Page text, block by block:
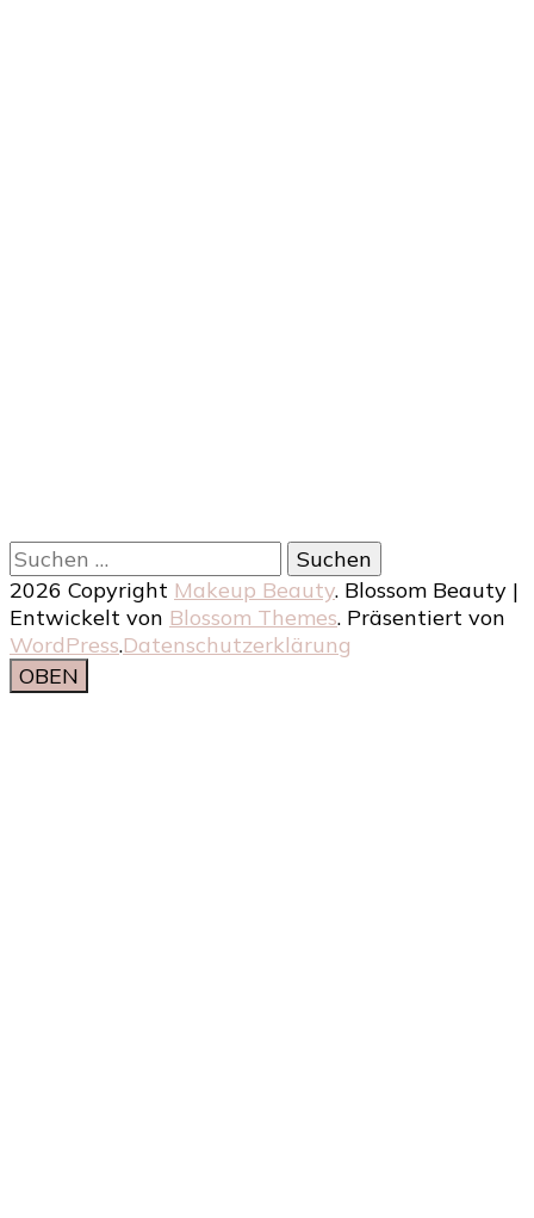
Suchen
nach:
2026 Copyright Makeup Beauty. Blossom Beauty |
Entwickelt von Blossom Themes. Präsentiert von
WordPress.Datenschutzerklärung
OBEN